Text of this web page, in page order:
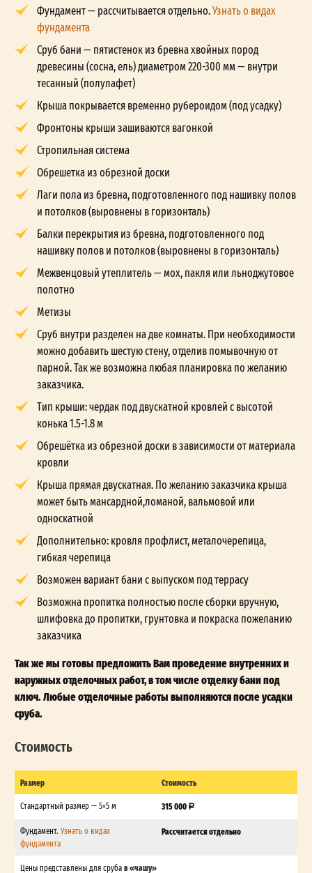
Фундамент — рассчитывается отдельно.Узнать о видах
фундамента
Сруб бани — пятистенок из бревна хвойных пород
древесины (сосна, ель) диаметром 220-300 мм — внутри
тесанный (полулафет)
Крыша покрывается временно рубероидом (под усадку)
Фронтоны крыши зашиваются вагонкой
Стропильная система
Обрешетка из обрезной доски
Лаги пола из бревна, подготовленного под нашивку полов
и потолков (выровнены в горизонталь)
Балки перекрытия из бревна, подготовленного под
нашивку полов и потолков (выровнены в горизонталь)
Межвенцовый утеплитель — мох, пакля или льноджутовое
полотно
Метизы
Сруб внутри разделен на две комнаты. При необходимости
можно добавить шестую стену, отделив помывочную от
парной. Так же возможна любая планировка по желанию
заказчика.
Тип крыши: чердак под двускатной кровлей с высотой
конька 1.5-1.8 м
Обрешётка из обрезной доски в зависимости от материала
кровли
Крыша прямая двускатная. По желанию заказчика крыша
может быть мансардной,ломаной, вальмовой или
односкатной
Дополнительно: кровля профлист, металочерепица,
гибкая черепица
Возможен вариант бани с выпуском под террасу
Возможна пропитка полностью после сборки вручную,
шлифовка до пропитки, грунтовка и покраска пожеланию
заказчика
Так же мы готовы предложить Вам проведение внутренних и
наружных отделочных работ, в том числе отделку бани под
ключ. Любые отделочные работы выполняются после усадки
сруба.
Стоимость
Размер Стоимость
Стандартный размер — 5×5 м 315 000
Фундамент. Узнать о видах
фундамента
Рассчитается отдельно
Цены представлены для срубав «чашу»